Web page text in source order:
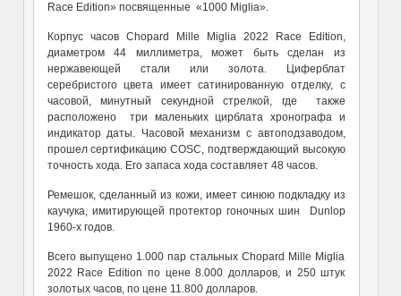
Race Edition» посвященные «1000 Miglia».
Корпус часов Chopard Mille Miglia 2022 Race Edition,
диаметром 44 миллиметра, может быть сделан из
нержавеющей стали или золота. Циферблат
серебристого цвета имеет сатинированную отделку, с
часовой, минутный секундной стрелкой, где также
расположено три маленьких цирблата хронографа и
индикатор даты. Часовой механизм с автоподзаводом,
прошел сертификацию COSC, подтверждающий высокую
точность хода. Его запаса хода составляет 48 часов.
Ремешок, сделанный из кожи, имеет синюю подкладку из
каучука, имитирующей протектор гоночных шин Dunlop
1960-х годов.
Всего выпущено 1.000 пар стальных Chopard Mille Miglia
2022 Race Edition по цене 8.000 долларов, и 250 штук
золотых часов, по цене 11.800 долларов.